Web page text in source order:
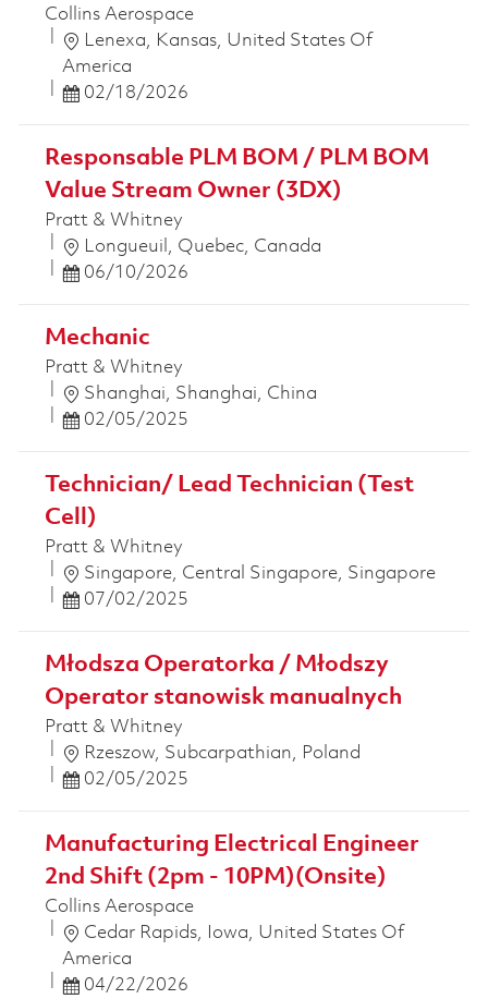
Collins Aerospace
位置Lenexa, Kansas, United States Of
America
Posted Date
02/18/2026
Responsable PLM BOM / PLM BOM
Value Stream Owner (3DX)
Pratt & Whitney
位置Longueuil, Quebec, Canada
Posted Date
06/10/2026
Mechanic
Pratt & Whitney
位置Shanghai, Shanghai, China
Posted Date
02/05/2025
Technician/ Lead Technician (Test
Cell)
Pratt & Whitney
位置Singapore, Central Singapore, Singapore
Posted Date
07/02/2025
Młodsza Operatorka / Młodszy
Operator stanowisk manualnych
Pratt & Whitney
位置Rzeszow, Subcarpathian, Poland
Posted Date
02/05/2025
Manufacturing Electrical Engineer
2nd Shift (2pm - 10PM)(Onsite)
Collins Aerospace
位置Cedar Rapids, Iowa, United States Of
America
Posted Date
04/22/2026